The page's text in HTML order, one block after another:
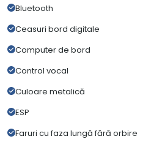
Bluetooth
Ceasuri bord digitale
Computer de bord
Control vocal
Culoare metalică
ESP
Faruri cu faza lungă fără orbire